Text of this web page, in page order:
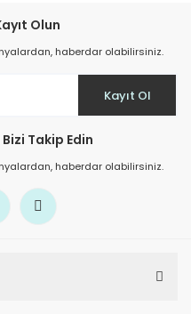
Olun
haberdar olabilirsiniz.
Kayıt Ol
Takip Edin
haberdar olabilirsiniz.